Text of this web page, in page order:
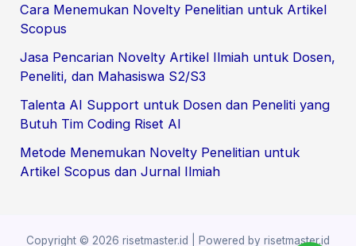
f
r
Cara Menemukan Novelty Penelitian untuk Artikel
Scopus
Jasa Pencarian Novelty Artikel Ilmiah untuk Dosen,
Peneliti, dan Mahasiswa S2/S3
Talenta AI Support untuk Dosen dan Peneliti yang
Butuh Tim Coding Riset AI
Metode Menemukan Novelty Penelitian untuk
Artikel Scopus dan Jurnal Ilmiah
Copyright © 2026 risetmaster.id | Powered by risetmaster.id